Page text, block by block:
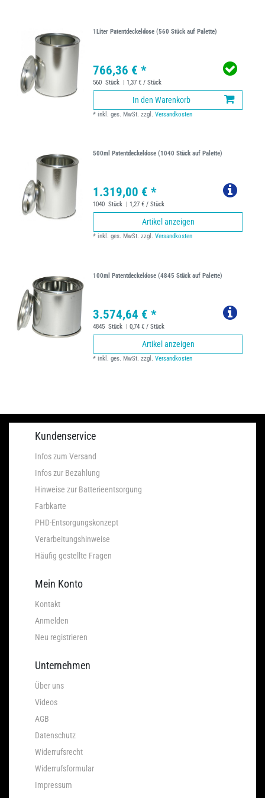
1Liter Patentdeckeldose (560 Stück auf Palette)
766,36 € *
560 Stück | 1,37 € / Stück
In den Warenkorb
*inkl. ges. MwSt. zzgl.Versandkosten
500ml Patentdeckeldose (1040 Stück auf Palette)
1.319,00 € *
1040 Stück | 1,27 € / Stück
Artikel anzeigen
*inkl. ges. MwSt. zzgl.Versandkosten
100ml Patentdeckeldose (4845 Stück auf Palette)
3.574,64 € *
4845 Stück | 0,74 € / Stück
Artikel anzeigen
*inkl. ges. MwSt. zzgl.Versandkosten
Kundenservice
Infos zum Versand
Infos zur Bezahlung
Hinweise zur Batterieentsorgung
Farbkarte
PHD-Entsorgungskonzept
Verarbeitungshinweise
Häufig gestellte Fragen
Mein Konto
Kontakt
Anmelden
Neu registrieren
Unternehmen
Über uns
Videos
AGB
Datenschutz
Widerrufsrecht
Widerrufsformular
Impressum